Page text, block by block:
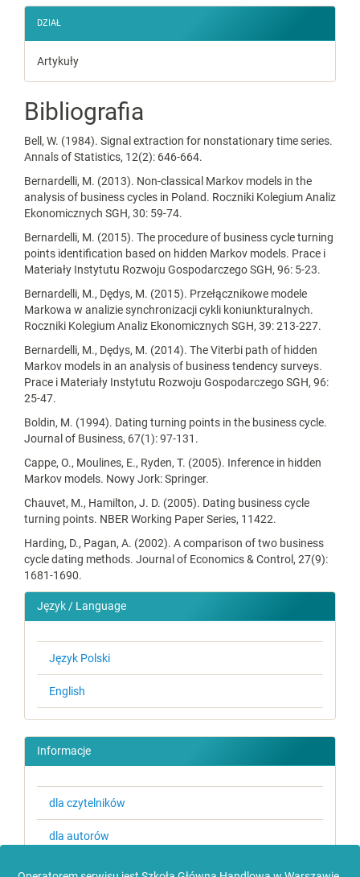
DZIAŁ
Artykuły
Bibliografia
Bell, W. (1984). Signal extraction for nonstationary time series.
Annals of Statistics, 12(2): 646-664.
Bernardelli, M. (2013). Non-classical Markov models in the
analysis of business cycles in Poland. Roczniki Kolegium Analiz
Ekonomicznych SGH, 30: 59-74.
Bernardelli, M. (2015). The procedure of business cycle turning
points identification based on hidden Markov models. Prace i
Materiały Instytutu Rozwoju Gospodarczego SGH, 96: 5-23.
Bernardelli, M., Dędys, M. (2015). Przełącznikowe modele
Markowa w analizie synchronizacji cykli koniunkturalnych.
Roczniki Kolegium Analiz Ekonomicznych SGH, 39: 213-227.
Bernardelli, M., Dędys, M. (2014). The Viterbi path of hidden
Markov models in an analysis of business tendency surveys.
Prace i Materiały Instytutu Rozwoju Gospodarczego SGH, 96:
25-47.
Boldin, M. (1994). Dating turning points in the business cycle.
Journal of Business, 67(1): 97-131.
Cappe, O., Moulines, E., Ryden, T. (2005). Inference in hidden
Markov models. Nowy Jork: Springer.
Chauvet, M., Hamilton, J. D. (2005). Dating business cycle
turning points. NBER Working Paper Series, 11422.
Harding, D., Pagan, A. (2002). A comparison of two business
cycle dating methods. Journal of Economics & Control, 27(9):
1681-1690.
Język / Language
Język Polski
English
Informacje
dla czytelników
dla autorów
dla bibliotekarzy